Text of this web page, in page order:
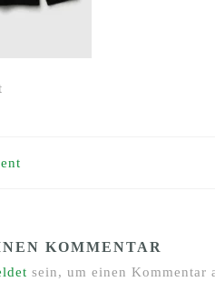
KOMMENTAR
sein, um einen Kommentar